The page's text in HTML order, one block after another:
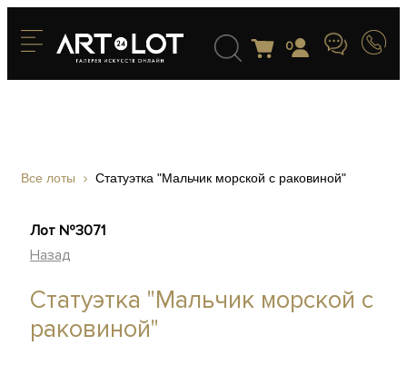
0
Все лоты Статуэтка "Мальчик морской с раковиной"
Лот №3071
Назад
Статуэтка "Мальчик морской с
раковиной"